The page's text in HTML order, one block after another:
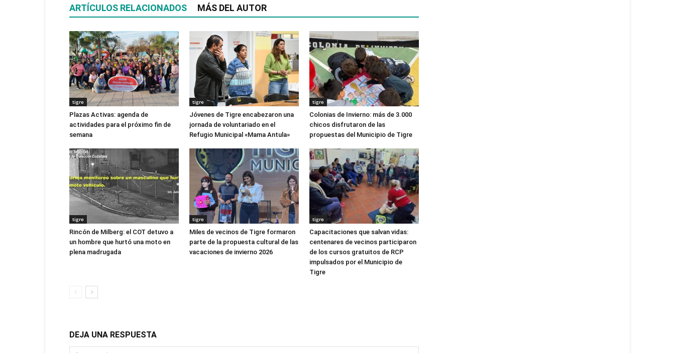
ARTÍCULOS RELACIONADOS MÁS DEL AUTOR
tigre
Plazas Activas: agenda de
actividades para el próximo fin de
semana
tigre
Jóvenes de Tigre encabezaron una
jornada de voluntariado en el
Refugio Municipal «Mama Antula»
tigre
Colonias de Invierno: más de 3.000
chicos disfrutaron de las
propuestas del Municipio de Tigre
tigre
Rincón de Milberg: el COT detuvo a
un hombre que hurtó una moto en
plena madrugada
tigre
Miles de vecinos de Tigre formaron
parte de la propuesta cultural de las
vacaciones de invierno 2026
tigre
Capacitaciones que salvan vidas:
centenares de vecinos participaron
de los cursos gratuitos de RCP
impulsados por el Municipio de
Tigre
DEJA UNA RESPUESTA